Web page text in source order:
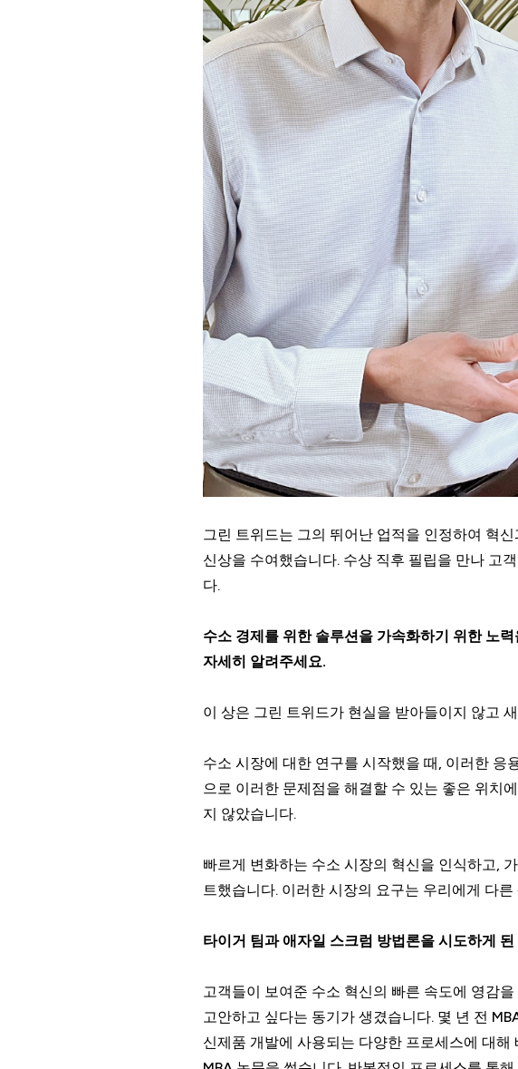
그린 트위드는 그의 뛰어난 업적을 인정하여 혁
신상을 수여했습니다. 수상 직후 필립을 만나 고
다.
수소 경제를 위한 솔루션을 가속화하기 위한 노
자세히 알려주세요.
이 상은 그린 트위드가 현실을 받아들이지 않고
수소 시장에 대한 연구를 시작했을 때, 이러한 응
으로 이러한 문제점을 해결할 수 있는 좋은 위치
지 않았습니다.
빠르게 변화하는 수소 시장의 혁신을 인식하고,
트했습니다. 이러한 시장의 요구는 우리에게 다
타이거 팀과 애자일 스크럼 방법론을 시도하게
고객들이 보여준 수소 혁신의 빠른 속도에 영감
고안하고 싶다는 동기가 생겼습니다. 몇 년 전
신제품 개발에 사용되는 다양한 프로세스에 대